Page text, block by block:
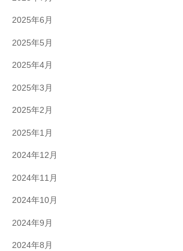
2025年6月
2025年5月
2025年4月
2025年3月
2025年2月
2025年1月
2024年12月
2024年11月
2024年10月
2024年9月
2024年8月